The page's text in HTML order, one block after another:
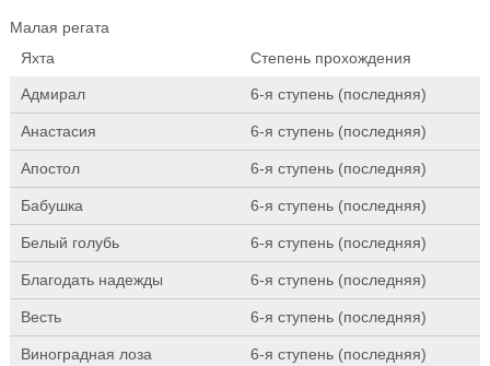
Малая регата
Яхта
Степень прохождения
Адмирал 6-я ступень (последняя)
Анастасия 6-я ступень (последняя)
Апостол 6-я ступень (последняя)
Бабушка 6-я ступень (последняя)
Белый голубь 6-я ступень (последняя)
Благодать надежды 6-я ступень (последняя)
Весть 6-я ступень (последняя)
Виноградная лоза 6-я ступень (последняя)